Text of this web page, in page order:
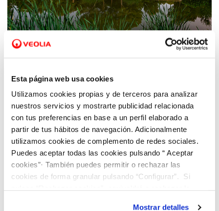
Esta página web usa cookies
Utilizamos cookies propias y de terceros para analizar
nuestros servicios y mostrarte publicidad relacionada
con tus preferencias en base a un perfil elaborado a
partir de tus hábitos de navegación. Adicionalmente
utilizamos cookies de complemento de redes sociales.
Puedes aceptar todas las cookies pulsando “ Aceptar
cookies”· También puedes permitir o rechazar las
cookies de forma granular pulsando “Configurar”. Si
Mostrar detalles
07 AGO 2020
en un ejemplo de biodiversidad y un espacio
idílico para el asentamiento de aves,
anfibios, reptiles y mamíferos